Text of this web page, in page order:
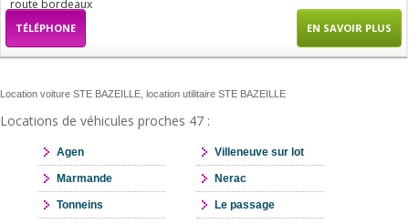
route bordeaux
TÉLÉPHONE EN SAVOIR PLUS
Location voiture STE BAZEILLE, location utilitaire STE BAZEILLE
Locations de véhicules proches 47 :
Agen Villeneuve sur lot
Marmande Nerac
Tonneins Le passage